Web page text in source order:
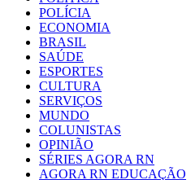
POLÍCIA
ECONOMIA
BRASIL
SAÚDE
ESPORTES
CULTURA
SERVIÇOS
MUNDO
COLUNISTAS
OPINIÃO
SÉRIES AGORA RN
AGORA RN EDUCAÇÃO